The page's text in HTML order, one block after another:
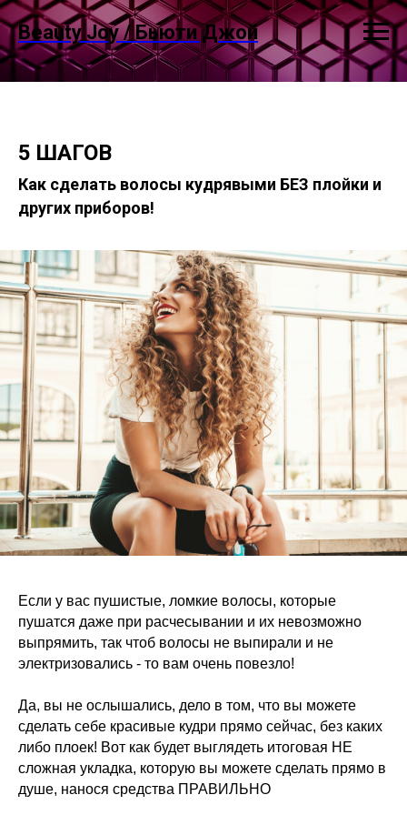
Beauty Joy / Бьюти Джой
5 ШАГОВ
Как сделать волосы кудрявыми БЕЗ плойки и
других приборов!
Если у вас пушистые, ломкие волосы, которые
пушатся даже при расчесывании и их невозможно
выпрямить, так чтоб волосы не выпирали и не
электризовались - то вам очень повезло!
Да, вы не ослышались, дело в том, что вы можете
сделать себе красивые кудри прямо сейчас, без каких
либо плоек! Вот как будет выглядеть итоговая НЕ
сложная укладка, которую вы можете сделать прямо в
душе, нанося средства ПРАВИЛЬНО